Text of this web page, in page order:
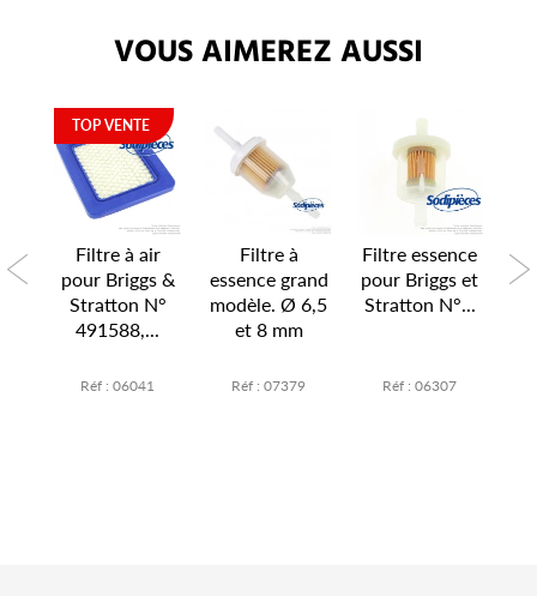
VOUS AIMEREZ AUSSI
Filtre à air
pour Briggs &
Stratton N°
491588,...
Réf : 06041
TOP VENTE
Filtre à
essence grand
modèle. Ø 6,5
et 8 mm
Réf : 07379
Filtre essence
pour Briggs et
Stratton N°...
Réf : 06307